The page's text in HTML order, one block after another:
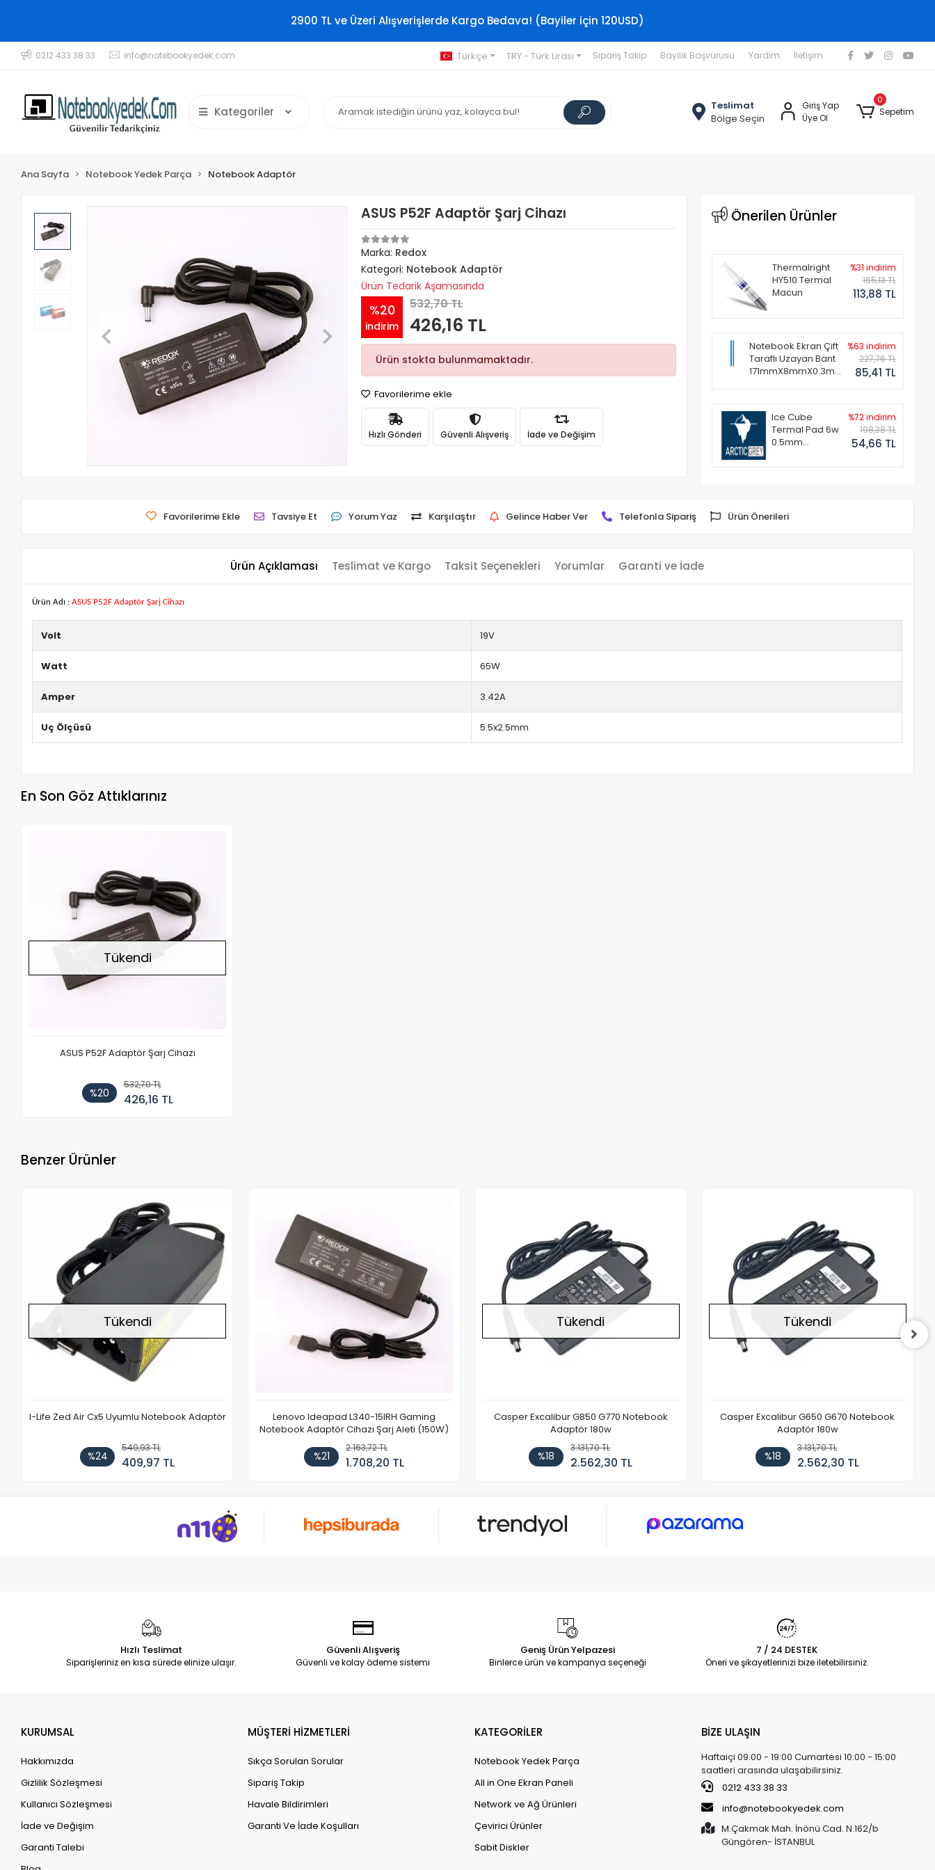
2900 TL ve Üzeri Alışverişlerde Kargo Bedava! (Bayiler için 120USD)
0212 433 38 33 info@notebookyedek.com Türkçe TRY - Türk Lirası Sipariş Takip Bayilik Başvurusu Yardım İletişim
Kategoriler
Teslimat
Bölge Seçin
Giriş Yap
Üye Ol
0
Sepetim
Ana Sayfa Notebook Yedek Parça Notebook Adaptör
ASUS P52F Adaptör Şarj Cihazı
Marka: Redox
Kategori: Notebook Adaptör
Ürün Tedarik Aşamasında
%20
indirim
532,70 TL
426,16 TL
Ürün stokta bulunmamaktadır.
Favorilerime ekle
Hızlı Gönderi Güvenli Alışveriş İade ve Değişim
Önerilen Ürünler
Thermalright
HY510 Termal
Macun
%31 indirim
165,13 TL
113,88 TL
Notebook Ekran Çift
Taraflı Uzayan Bant
171mmX8mmX0.3mm
%63 indirim
227,76 TL
85,41 TL
Ice Cube
Termal Pad 6w
0.5mm
%72 indirim
198,38 TL
54,66 TL
Favorilerime Ekle Tavsiye Et Yorum Yaz Karşılaştır Gelince Haber Ver Telefonla Sipariş Ürün Önerileri
Ürün Açıklaması Teslimat ve Kargo Taksit Seçenekleri Yorumlar Garanti ve İade
Ürün Adı : ASUS P52F Adaptör Şarj Cihazı
Volt 19V
Watt 65W
Amper 3.42A
Uç Ölçüsü 5.5x2.5mm
En Son Göz Attıklarınız
Tükendi
ASUS P52F Adaptör Şarj Cihazı
%20
532,70 TL
426,16 TL
Benzer Ürünler
Tükendi
I-Life Zed Air Cx5 Uyumlu Notebook Adaptör
%24
540,93 TL
409,97 TL
Lenovo Ideapad L340-15IRH Gaming
Notebook Adaptör Cihazı Şarj Aleti (150W)
%21
2.163,72 TL
1.708,20 TL
Tükendi
Casper Excalibur G850 G770 Notebook
Adaptör 180w
%18
3.131,70 TL
2.562,30 TL
Tükendi
Casper Excalibur G650 G670 Notebook
Adaptör 180w
%18
3.131,70 TL
2.562,30 TL
Hızlı Teslimat
Siparişleriniz en kısa sürede elinize ulaşır.
Güvenli Alışveriş
Güvenli ve kolay ödeme sistemi
Geniş Ürün Yelpazesi
Binlerce ürün ve kampanya seçeneği
7 / 24 DESTEK
Öneri ve şikayetlerinizi bize iletebilirsiniz.
KURUMSAL
Hakkımızda
Gizlilik Sözleşmesi
Kullanıcı Sözleşmesi
İade ve Değişim
Garanti Talebi
MÜŞTERİ HİZMETLERİ
Sıkça Sorulan Sorular
Sipariş Takip
Havale Bildirimleri
Garanti Ve İade Koşulları
KATEGORİLER
Notebook Yedek Parça
All in One Ekran Paneli
Network ve Ağ Ürünleri
Çevirici Ürünler
Sabit Diskler
BİZE ULAŞIN
Haftaiçi 09:00 - 19:00 Cumartesi 10:00 - 15:00
saatleri arasında ulaşabilirsiniz.
0212 433 38 33
info@notebookyedek.com
M.Çakmak Mah. İnönü Cad. N.162/b
Güngören- İSTANBUL